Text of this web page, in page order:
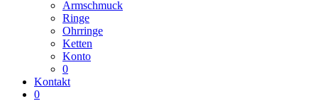
Armschmuck
Ringe
Ohrringe
Ketten
Konto
0
Kontakt
0